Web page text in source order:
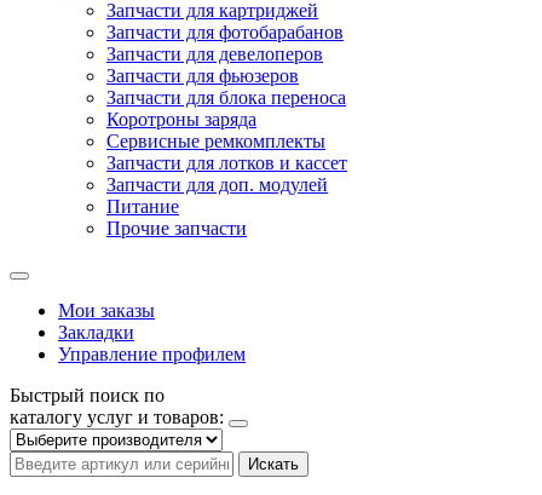
Запчасти для картриджей
Запчасти для фотобарабанов
Запчасти для девелоперов
Запчасти для фьюзеров
Запчасти для блока переноса
Коротроны заряда
Сервисные ремкомплекты
Запчасти для лотков и кассет
Запчасти для доп. модулей
Питание
Прочие запчасти
Мои заказы
Закладки
Управление профилем
Быстрый поиск по
каталогу услуг и товаров:
Искать